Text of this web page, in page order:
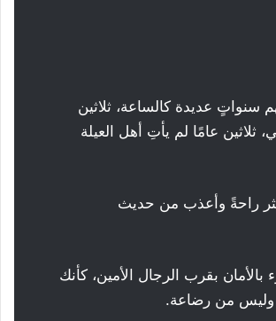
سنواتٍ عديدة كالساعة، ثلاثين
ثلاثين عامًا لم يأتِ أهل العيلة
راحةً وأعذب من حديث
بالأمان بقرب الرجال الأمين، كأنك
من رضاعة.